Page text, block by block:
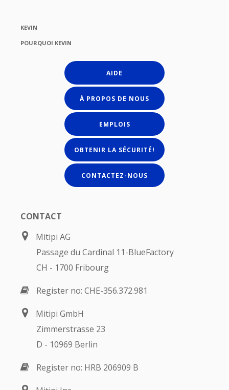
KEVIN
POURQUOI KEVIN
AIDE
À PROPOS DE NOUS
EMPLOIS
OBTENIR LA SÉCURITÉ!
CONTACTEZ-NOUS
CONTACT
Mitipi AG
Passage du Cardinal 11-BlueFactory
CH - 1700 Fribourg
Register no: CHE-356.372.981
Mitipi GmbH
Zimmerstrasse 23
D - 10969 Berlin
Register no: HRB 206909 B